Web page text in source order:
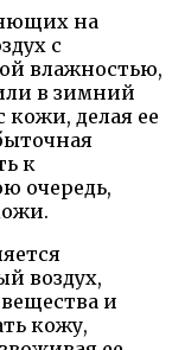
на
с
влажностью,
в зимний
кожи, делая ее
к
очередь,
воздух,
и
кожу,